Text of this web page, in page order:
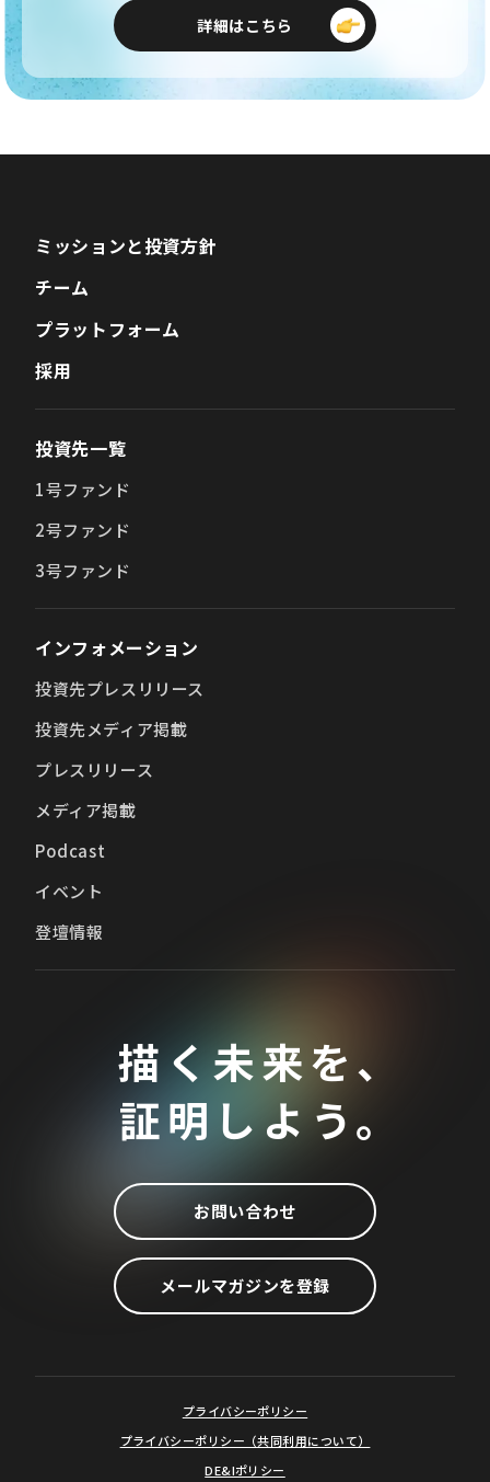
詳細はこちら
ミッションと投資方針
チーム
プラットフォーム
採用
投資先一覧
1号ファンド
2号ファンド
3号ファンド
インフォメーション
投資先プレスリリース
投資先メディア掲載
プレスリリース
メディア掲載
Podcast
イベント
登壇情報
描く未来を、
証明しよう。
お問い合わせ
メールマガジンを登録
プライバシーポリシー
プライバシーポリシー（共同利用について）
DE&Iポリシー